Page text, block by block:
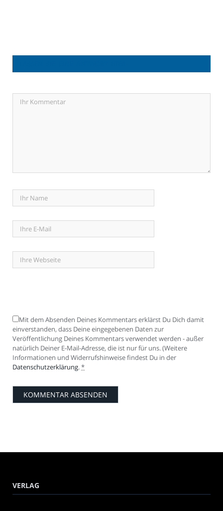
Mit dem Absenden Deines Kommentars erklärst Du Dich damit
einverstanden, dass Deine eingegebenen Daten zur
Veröffentlichung Deines Kommentars verwendet werden - außer
natürlich Deiner E-Mail-Adresse, die ist nur für uns. (Weitere
Informationen und Widerrufshinweise findest Du in der
Datenschutzerklärung.*
VERLAG